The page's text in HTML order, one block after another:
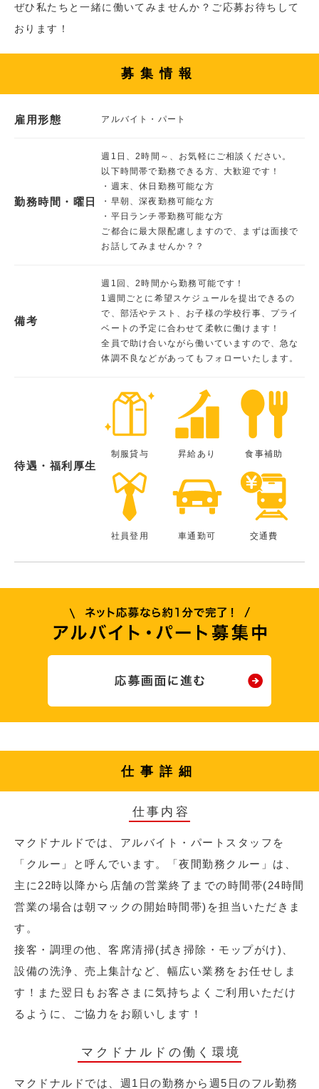
ぜひ私たちと一緒に働いてみませんか？ご応募お待ちして
おります！
募集情報
雇用形態 アルバイト・パート
勤務時間・曜日
週1日、2時間～、お気軽にご相談ください。
以下時間帯で勤務できる方、大歓迎です！
・週末、休日勤務可能な方
・早朝、深夜勤務可能な方
・平日ランチ帯勤務可能な方
ご都合に最大限配慮しますので、まずは面接で
お話してみませんか？？
備考
週1回、2時間から勤務可能です！
1週間ごとに希望スケジュールを提出できるの
で、部活やテスト、お子様の学校行事、プライ
ベートの予定に合わせて柔軟に働けます！
全員で助け合いながら働いていますので、急な
体調不良などがあってもフォローいたします。
待遇・福利厚生
制服貸与 昇給あり 食事補助
社員登用 車通勤可 交通費
仕事詳細
仕事内容
マクドナルドでは、アルバイト・パートスタッフを
「クルー」と呼んでいます。「夜間勤務クルー」は、
主に22時以降から店舗の営業終了までの時間帯(24時間
営業の場合は朝マックの開始時間帯)を担当いただきま
す。
接客・調理の他、客席清掃(拭き掃除・モップがけ)、
設備の洗浄、売上集計など、幅広い業務をお任せしま
す！また翌日もお客さまに気持ちよくご利用いただけ
るように、ご協力をお願いします！
マクドナルドの働く環境
マクドナルドでは、週1日の勤務から週5日のフル勤務